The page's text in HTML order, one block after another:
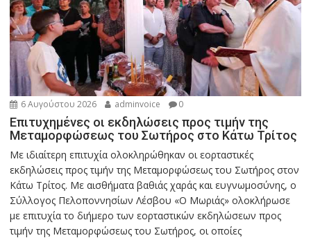
6 Αυγούστου 2026 adminvoice 0
Επιτυχημένες οι εκδηλώσεις προς τιμήν της
Μεταμορφώσεως του Σωτήρος στο Κάτω Τρίτος
Με ιδιαίτερη επιτυχία ολοκληρώθηκαν οι εορταστικές
εκδηλώσεις προς τιμήν της Μεταμορφώσεως του Σωτήρος στον
Κάτω Τρίτος. Με αισθήματα βαθιάς χαράς και ευγνωμοσύνης, ο
Σύλλογος Πελοποννησίων Λέσβου «Ο Μωριάς» ολοκλήρωσε
με επιτυχία το διήμερο των εορταστικών εκδηλώσεων προς
τιμήν της Μεταμορφώσεως του Σωτήρος, οι οποίες